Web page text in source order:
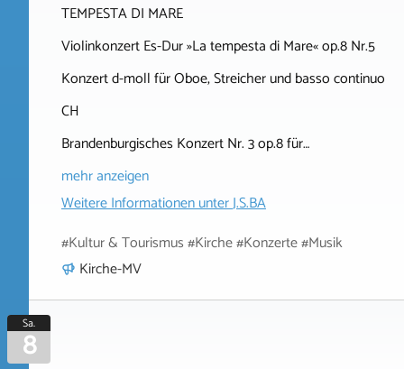
TEMPESTA DI MARE
Violinkonzert Es-Dur »La tempesta di Mare« op.8 Nr.5
Konzert d-moll für Oboe, Streicher und basso continuo
CH
Brandenburgisches Konzert Nr. 3 op.8 für…
mehr anzeigen
Weitere Informationen unterJ.S.BA
#Kultur & Tourismus #Kirche #Konzerte #Musik
Kirche-MV
Sa.
8